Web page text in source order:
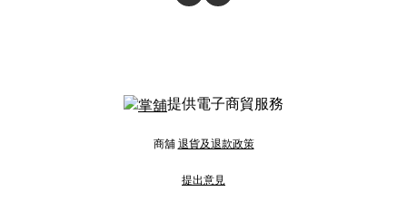
提供電子商貿服務
商舖 退貨及退款政策
提出意見